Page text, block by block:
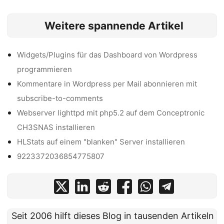
Weitere spannende Artikel
Widgets/Plugins für das Dashboard von Wordpress
programmieren
Kommentare in Wordpress per Mail abonnieren mit
subscribe-to-comments
Webserver lighttpd mit php5.2 auf dem Conceptronic
CH3SNAS installieren
HLStats auf einem "blanken" Server installieren
9223372036854775807
Seit 2006 hilft dieses Blog in tausenden Artikeln